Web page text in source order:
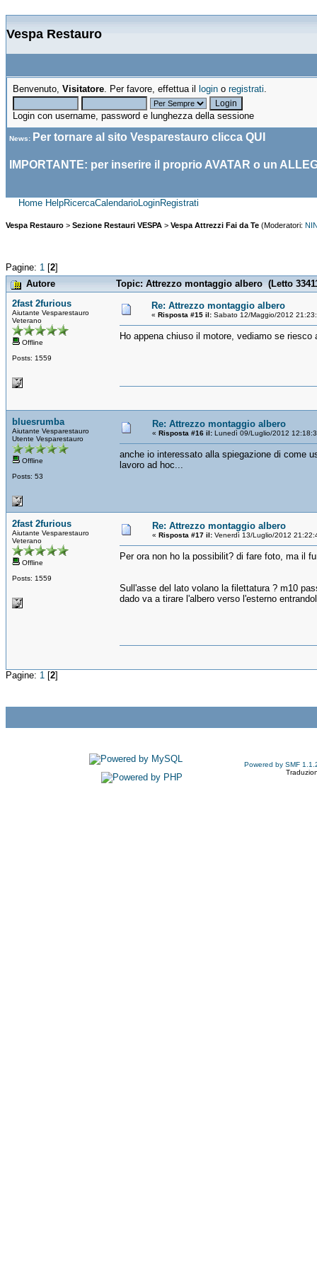
Vespa Restauro
Benvenuto, Visitatore. Per favore, effettua il login o registrati.
Login con username, password e lunghezza della sessione
News: Per tornare al sito Vesparestauro clicca QUI
IMPORTANTE: per inserire il proprio AVATAR o un
Home HelpRicercaCalendarioLoginRegistrati
Vespa Restauro > Sezione Restauri VESPA > Vespa Attrezzi Fai da Te (Moderatori:
Pagine: 1 [2]
Autore
Topic: Attrezzo montaggio albero (Letto
2fast 2furious
Aiutante Vesparestauro
Veterano
Offline
Posts: 1559
Re: Attrezzo montaggio albero
« Risposta #15 il: Sabato 12/Maggio/2012
Ho appena chiuso il motore, vediamo se riesco
bluesrumba
Aiutante Vesparestauro
Utente Vesparestauro
Offline
Posts: 53
Re: Attrezzo montaggio albero
« Risposta #16 il: Lunedì 09/Luglio/2012
anche io interessato alla spiegazione di come
lavoro ad hoc...
2fast 2furious
Aiutante Vesparestauro
Veterano
Offline
Posts: 1559
Re: Attrezzo montaggio albero
« Risposta #17 il: Venerdì 13/Luglio/2012
Per ora non ho la possibilit? di fare foto, ma il
Sull'asse del lato volano la filettatura ? m10
dado va a tirare l'albero verso l'esterno
Pagine: 1 [2]
Powered by SMF